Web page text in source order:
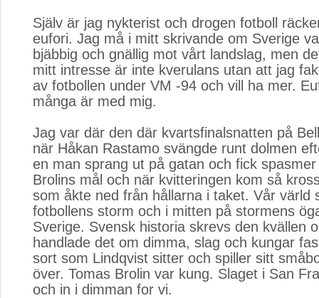
Själv är jag nykterist och drogen fotboll
eufori. Jag må i mitt skrivande om Sverige
bjäbbig och gnällig mot vårt landslag, men
mitt intresse är inte kverulans utan att jag
av fotbollen under VM -94 och vill ha mer.
många är med mig.
Jag var där den där kvartsfinalsnatten på
när Håkan Rastamo svängde runt dolmen
en man sprang ut på gatan och fick
Brolins mål och när kvitteringen kom så
som åkte ned från hållarna i taket. Vår värld
fotbollens storm och i mitten på stormens
Sverige. Svensk historia skrevs den kvällen
handlade det om dimma, slag och kungar
sort som Lindqvist sitter och spiller sitt
över. Tomas Brolin var kung. Slaget i San
och in i dimman for vi.